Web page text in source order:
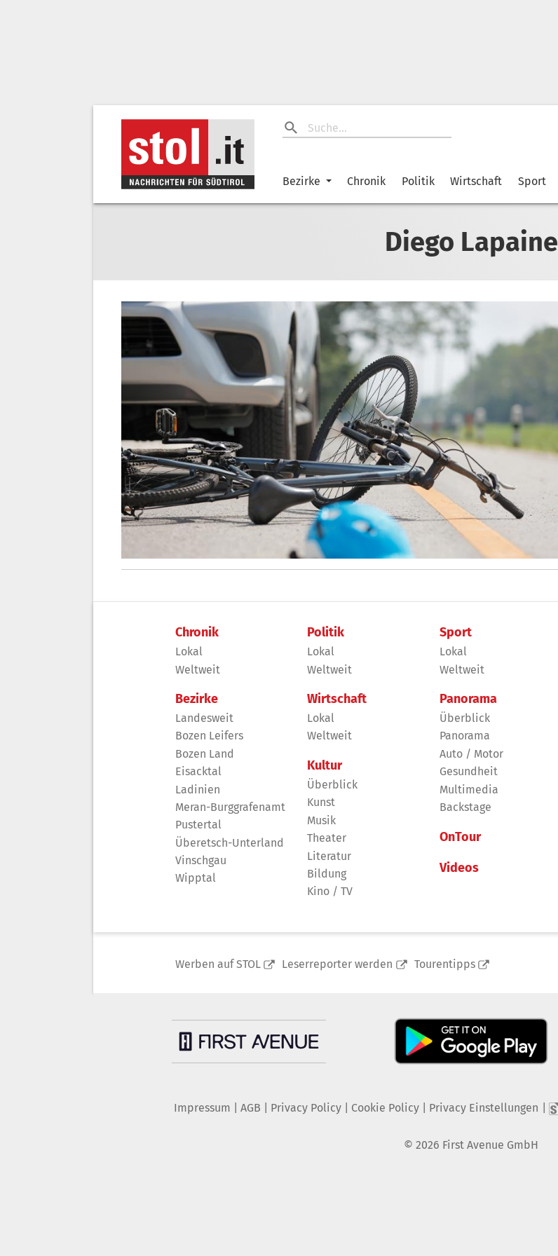
Bezirke Chronik Politik Wirtschaft Sport
Diego Lapaine
Chronik
Lokal
Weltweit
Bezirke
Landesweit
Bozen Leifers
Bozen Land
Eisacktal
Ladinien
Meran-Burggrafenamt
Pustertal
Überetsch-Unterland
Vinschgau
Wipptal
Politik
Lokal
Weltweit
Wirtschaft
Lokal
Weltweit
Kultur
Überblick
Kunst
Musik
Theater
Literatur
Bildung
Kino / TV
Sport
Lokal
Weltweit
Panorama
Überblick
Panorama
Auto / Motor
Gesundheit
Multimedia
Backstage
OnTour
Videos
Werben auf STOL Leserreporter werden Tourentipps
Impressum AGB Privacy Policy| Cookie Policy| Privacy Einstellungen
© 2026 First Avenue GmbH